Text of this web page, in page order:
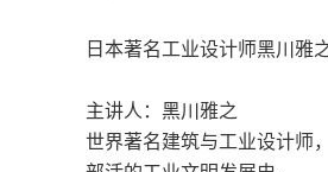
日本著名工业设计师黑川雅
主讲人：黑川雅之
世界著名建筑与工业设计师